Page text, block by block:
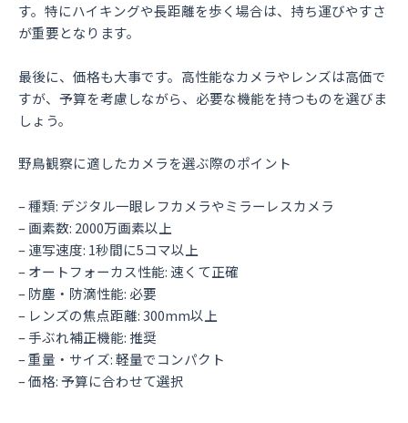
す。特にハイキングや長距離を歩く場合は、持ち運びやすさ
が重要となります。
最後に、価格も大事です。高性能なカメラやレンズは高価で
すが、予算を考慮しながら、必要な機能を持つものを選びま
しょう。
野鳥観察に適したカメラを選ぶ際のポイント
– 種類: デジタル一眼レフカメラやミラーレスカメラ
– 画素数: 2000万画素以上
– 連写速度: 1秒間に5コマ以上
– オートフォーカス性能: 速くて正確
– 防塵・防滴性能: 必要
– レンズの焦点距離: 300mm以上
– 手ぶれ補正機能: 推奨
– 重量・サイズ: 軽量でコンパクト
– 価格: 予算に合わせて選択